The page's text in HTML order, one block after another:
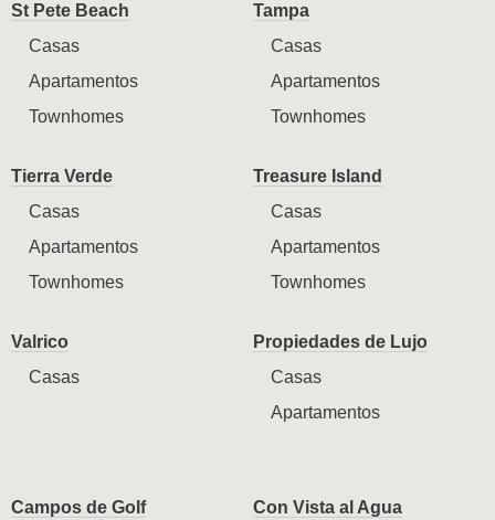
St Pete Beach
Casas
Apartamentos
Townhomes
Tampa
Casas
Apartamentos
Townhomes
Tierra Verde
Casas
Apartamentos
Townhomes
Treasure Island
Casas
Apartamentos
Townhomes
Valrico
Casas
Propiedades de Lujo
Casas
Apartamentos
Campos de Golf
Con Vista al Agua